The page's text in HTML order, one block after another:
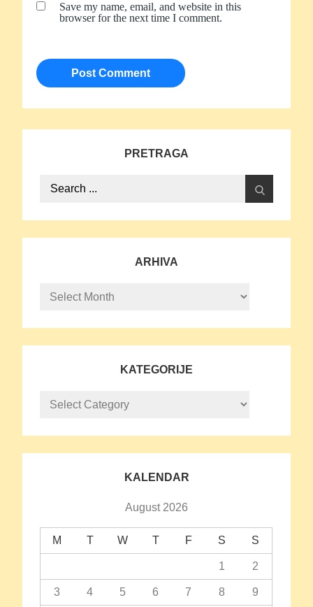
Save my name, email, and website in this
browser for the next time I comment.
PRETRAGA
Search
ARHIVA
Arhiva
KATEGORIJE
Kategorije
KALENDAR
August 2026
M T W T F S S
1 2
3 4 5 6 7 8 9